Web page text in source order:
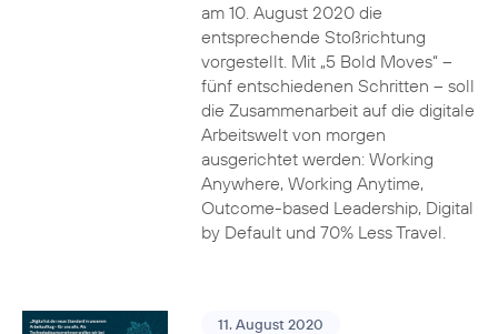
am 10. August 2020 die
entsprechende Stoßrichtung
vorgestellt. Mit „5 Bold Moves“ –
fünf entschiedenen Schritten – soll
die Zusammenarbeit auf die digitale
Arbeitswelt von morgen
ausgerichtet werden: Working
Anywhere, Working Anytime,
Outcome-based Leadership, Digital
by Default und 70% Less Travel.
11. August 2020